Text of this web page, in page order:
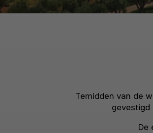
Temidden van de
gevestigd
De